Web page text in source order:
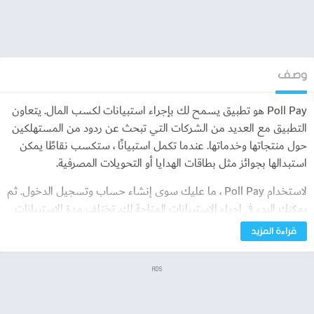
وصف
Poll Pay هو تطبيق يسمح لك بإجراء استبيانات لكسب المال. يتعاون
التطبيق مع العديد من الشركات التي تبحث عن ردود من المستهلكين
حول منتجاتها وخدماتها. عندما تكمل استبيانًا ، ستكسب نقاطًا يمكن
استبدالها بجوائز مثل بطاقات الهدايا أو التحويلات المصرفية.
لاستخدام Poll Pay ، ما عليك سوى إنشاء حساب وتسجيل الدخول. ثم
يمكنك البدء في إجراء الاستبيانات المتاحة لك. تختلف مدة الاستبيانات
والمكافآت التي تقدمها. في بعض الحالات ، قد تحصل على استبيان
يستغرق بضع دقائق فقط ويمنحك بضع سنتات. في حالات أخرى ، قد
تحصل على استبيان يستغرق عدة دقائق ويمنحك عدة دولارات.
قراءة المزيد
ADS